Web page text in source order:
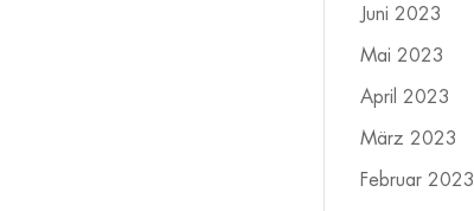
Juni 2023
Mai 2023
April 2023
März 2023
Februar 2023